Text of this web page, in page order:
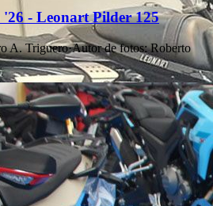
- Leonart Pilder 125
A. Triguero·Autor de fotos: Roberto